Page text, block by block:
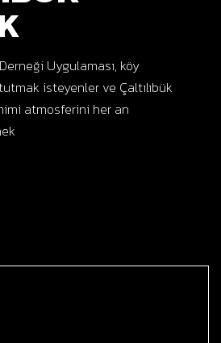
Uygulaması, köy
tutmak isteyenler ve Çaltılıbük
atmosferini her an